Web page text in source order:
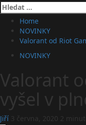
Vyhledávání
Home
NOVINKY
Valorant od Riot
NOVINKY
Valorant
vyšel v
Jiří 3 června, 2020 2